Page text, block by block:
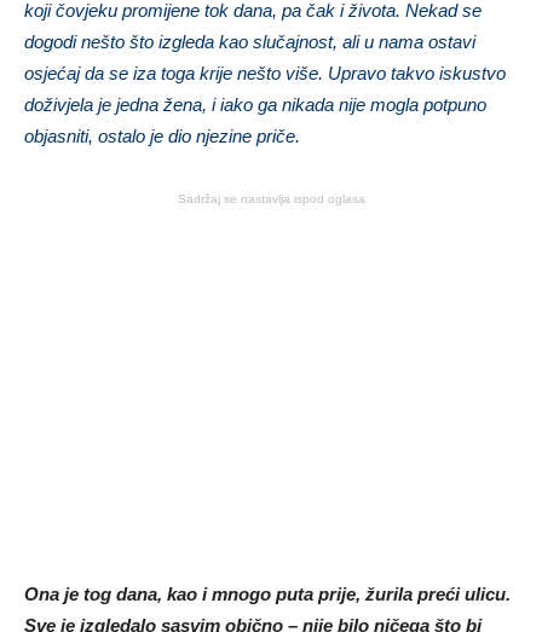
koji čovjeku promijene tok dana, pa čak i života. Nekad se
dogodi nešto što izgleda kao slučajnost, ali u nama ostavi
osjećaj da se iza toga krije nešto više. Upravo takvo iskustvo
doživjela je jedna žena, i iako ga nikada nije mogla potpuno
objasniti, ostalo je dio njezine priče.
Sadržaj se nastavlja ispod oglasa
Ona je tog dana, kao i mnogo puta prije, žurila preći ulicu.
Sve je izgledalo sasvim obično – nije bilo ničega što bi